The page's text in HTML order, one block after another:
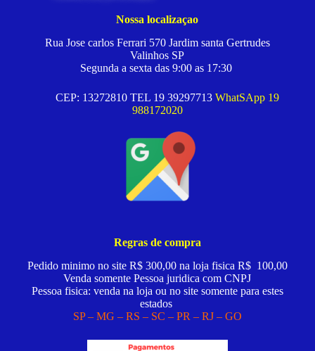
Nossa localizaçao
Rua Jose carlos Ferrari 570 Jardim santa Gertrudes
Valinhos SP
Segunda a sexta das 9:00 as 17:30
CEP: 13272810 TEL 19 39297713 WhatSApp 19
988172020
Regras de compra
Pedido minimo no site R$ 300,00 na loja fisica R$ 100,00
Venda somente Pessoa juridica com CNPJ
Pessoa fisica: venda na loja ou no site somente para estes
estados
SP – MG – RS – SC – PR – RJ – GO